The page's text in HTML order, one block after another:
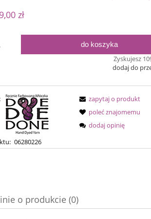
Najniższa cena:
zł
do koszyka
Zyskujesz
dodaj do
06280226
zapytaj o produkt
poleć znajomemu
dodaj opinię
o produkcie (0)